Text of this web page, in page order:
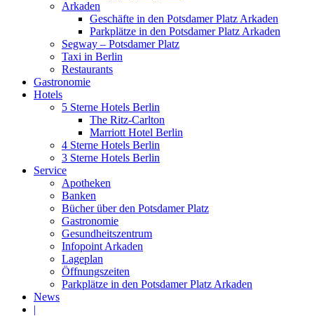
Arkaden
Geschäfte in den Potsdamer Platz Arkaden
Parkplätze in den Potsdamer Platz Arkaden
Segway – Potsdamer Platz
Taxi in Berlin
Restaurants
Gastronomie
Hotels
5 Sterne Hotels Berlin
The Ritz-Carlton
Marriott Hotel Berlin
4 Sterne Hotels Berlin
3 Sterne Hotels Berlin
Service
Apotheken
Banken
Bücher über den Potsdamer Platz
Gastronomie
Gesundheitszentrum
Infopoint Arkaden
Lageplan
Öffnungszeiten
Parkplätze in den Potsdamer Platz Arkaden
News
|